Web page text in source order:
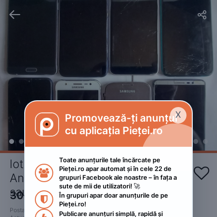
 
lot de opt smartphone-uri
Android, diverse stări de uzură
sau deteriorare

300 RON
Postat
2026. februarie 17.
X
Promovează-ți anunțul
cu aplicația Pieței.ro

Toate anunțurile tale încărcate pe
Pieței.ro apar automat și în cele 22 de
grupuri Facebook ale noastre – în fața a
sute de mii de utilizatori! 🚀

În grupuri apar doar anunțurile de pe
Pieței.ro!
Publicare anunțuri simplă, rapidă și